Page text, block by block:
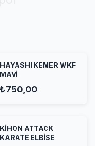
HAYASHI KEMER WKF
MAVİ
₺750,00
KİHON ATTACK
KARATE ELBİSE